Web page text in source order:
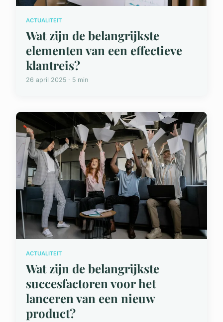
ACTUALITEIT
Wat zijn de belangrijkste
elementen van een effectieve
klantreis?
26 april 2025 · 5 min
ACTUALITEIT
Wat zijn de belangrijkste
succesfactoren voor het
lanceren van een nieuw
product?